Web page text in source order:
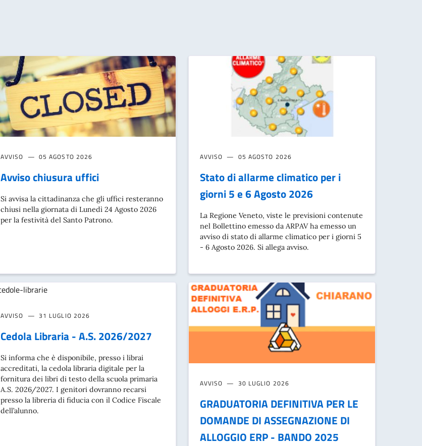
AVVISO 05 AGOSTO 2026
Avviso chiusura uffici
Si avvisa la cittadinanza che gli uffici resteranno
chiusi nella giornata di Lunedì 24 Agosto 2026
per la festività del Santo Patrono.
AVVISO 05 AGOSTO 2026
Stato di allarme climatico per i
giorni 5 e 6 Agosto 2026
La Regione Veneto, viste le previsioni contenute
nel Bollettino emesso da ARPAV ha emesso un
avviso di stato di allarme climatico per i giorni 5
- 6 Agosto 2026. Si allega avviso.
AVVISO 31 LUGLIO 2026
Cedola Libraria - A.S. 2026/2027
Si informa che è disponibile, presso i librai
accreditati, la cedola libraria digitale per la
fornitura dei libri di testo della scuola primaria
A.S. 2026/2027. I genitori dovranno recarsi
presso la libreria di fiducia con il Codice Fiscale
dell’alunno.
AVVISO 30 LUGLIO 2026
GRADUATORIA DEFINITIVA PER LE
DOMANDE DI ASSEGNAZIONE DI
ALLOGGIO ERP - BANDO 2025